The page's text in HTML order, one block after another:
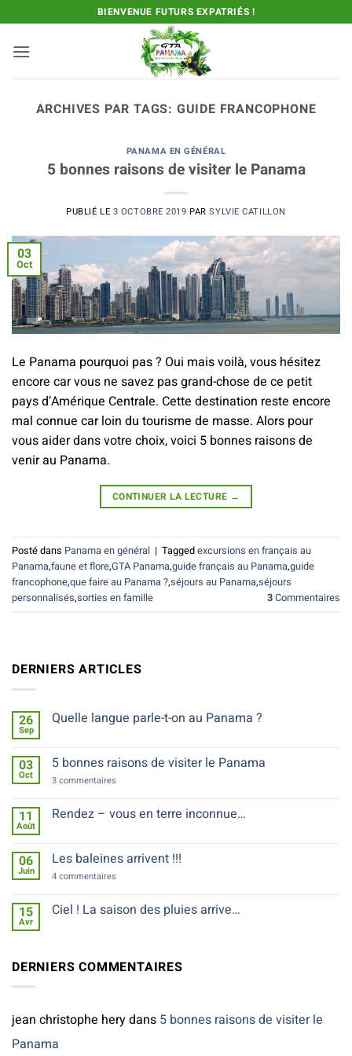
au
contenu
BIENVENUE FUTURS EXPATRIÉS !
ARCHIVES PAR TAGS: GUIDE FRANCOPHONE
PANAMA EN GÉNÉRAL
5 bonnes raisons de visiter le Panama
PUBLIÉ LE 3 OCTOBRE 2019 PARSYLVIE CATILLON
03
Oct
Le Panama pourquoi pas ? Oui mais voilà, vous hésitez
encore car vous ne savez pas grand-chose de ce petit
pays d’Amérique Centrale. Cette destination reste encore
mal connue car loin du tourisme de masse. Alors pour
vous aider dans votre choix, voici 5 bonnes raisons de
venir au Panama.
CONTINUER LA LECTURE →
Posté dans Panama en général | Taggedexcursions en français au
Panama,faune et flore,GTA Panama,guide français au Panama,guide
francophone,que faire au Panama ?,séjours au Panama,séjours
personnalisés,sorties en famille 3Commentaires
DERNIERS ARTICLES
26
Sep
Quelle langue parle-t-on au Panama ?
sur
Quelle
langue
parle-
on
au
03
Oct
5 bonnes raisons de visiter le Panama
3 commentairessur
raisons
de
Panama
11
Août
Rendez – vous en terre inconnue…
sur
Rendez
–
vous
terre
inconnue…
06
Juin
Les baleines arrivent !!!
4 commentairessur
arrivent
!!!
15
Avr
Ciel ! La saison des pluies arrive…
!
arrive…
DERNIERS COMMENTAIRES
jean christophe herydans 5 bonnes raisons de visiter le
Panama